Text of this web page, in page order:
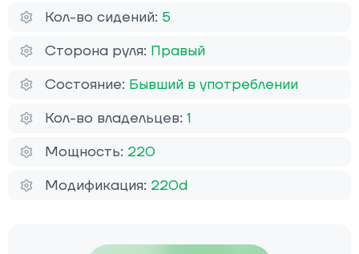
Кол-во сидений: 5
Сторона руля: Правый
Состояние: Бывший в употреблении
Кол-во владельцев: 1
Мощность: 220
Модификация: 220d